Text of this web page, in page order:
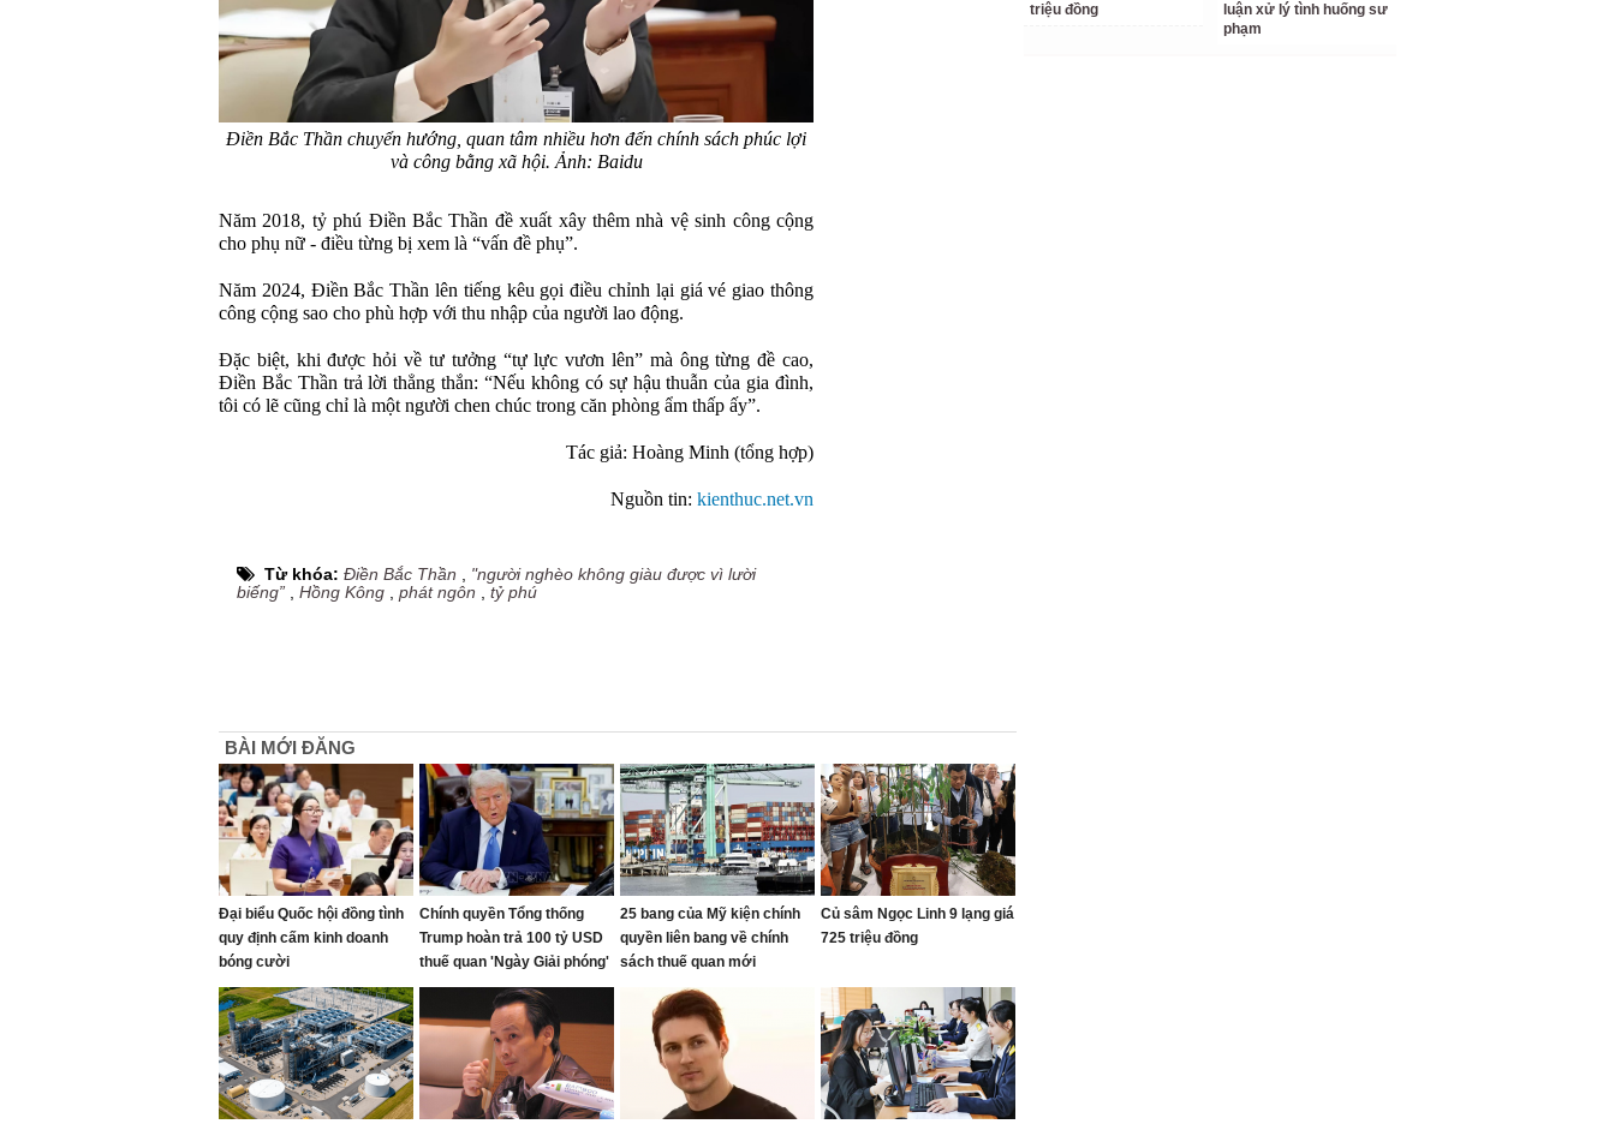
Điền Bắc Thần chuyển hướng, quan tâm nhiều hơn đến chính sách phúc lợi
và công bằng xã hội. Ảnh: Baidu
Năm 2018, tỷ phú Điền Bắc Thần đề xuất xây thêm nhà vệ sinh công cộng
cho phụ nữ - điều từng bị xem là “vấn đề phụ”.
Năm 2024, Điền Bắc Thần lên tiếng kêu gọi điều chỉnh lại giá vé giao thông
công cộng sao cho phù hợp với thu nhập của người lao động.
Đặc biệt, khi được hỏi về tư tưởng “tự lực vươn lên” mà ông từng đề cao,
Điền Bắc Thần trả lời thẳng thắn: “Nếu không có sự hậu thuẫn của gia đình,
tôi có lẽ cũng chỉ là một người chen chúc trong căn phòng ẩm thấp ấy”.
Tác giả: Hoàng Minh (tổng hợp)
Nguồn tin: kienthuc.net.vn
Từ khóa: Điền Bắc Thần
"người nghèo không giàu được vì lười
biếng”
Hồng Kông phát ngôn tỷ phú
BÀI MỚI ĐĂNG
Đại biểu Quốc hội đồng tình
quy định cấm kinh doanh
bóng cười
Chính quyền Tổng thống
Trump hoàn trả 100 tỷ USD
thuế quan 'Ngày Giải phóng'
25 bang của Mỹ kiện chính
quyền liên bang về chính
sách thuế quan mới
Củ sâm Ngọc Linh 9 lạng giá
725 triệu đồng
triệu đồng
luận xử lý tình huống sư
phạm